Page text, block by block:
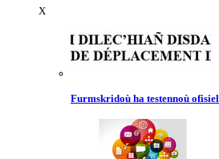
X
Furmskridoù ha testennoù